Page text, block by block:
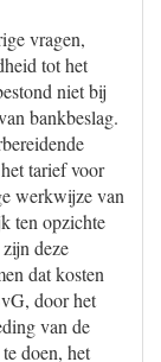
vragen,
tot het
niet bij
bankbeslag.
tarief voor
werkwijze van
ten opzichte
deze
dat kosten
door het
van de
doen, het